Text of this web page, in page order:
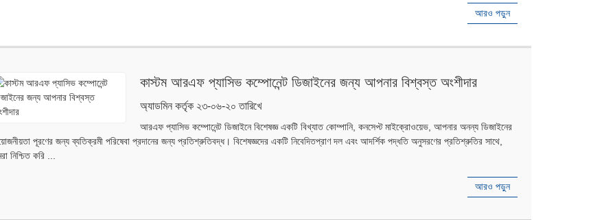
আরও পড়ুন
কাস্টম আরএফ প্যাসিভ কম্পোনেন্ট ডিজাইনের জন্য আপনার বিশ্বস্ত অংশীদার
অ্যাডমিন কর্তৃক ২৩-০৬-২০ তারিখে
আরএফ প্যাসিভ কম্পোনেন্ট ডিজাইনে বিশেষজ্ঞ একটি বিখ্যাত কোম্পানি, কনসেপ্ট মাইক্রোওয়েভ, আপনার অনন্য ডিজাইনের
পূরণের জন্য ব্যতিক্রমী পরিষেবা প্রদানের জন্য প্রতিশ্রুতিবদ্ধ। বিশেষজ্ঞদের একটি নিবেদিতপ্রাণ দল এবং আদর্শিক পদ্ধতি অনুসরণের প্রতিশ্রুতির সাথে,
নিশ্চিত করি ...
আরও পড়ুন